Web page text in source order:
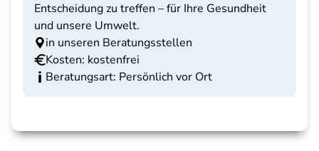
Entscheidung zu treffen – für Ihre Gesundheit
und unsere Umwelt.
in unseren Beratungsstellen
Kosten: kostenfrei
Beratungsart: Persönlich vor Ort